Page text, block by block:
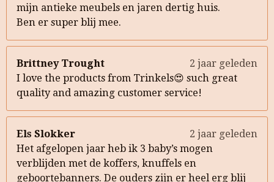
mijn antieke meubels en jaren dertig huis.
Ben er super blij mee.
Brittney Trought
2 jaar geleden
I love the products from Trinkels😍 such great
quality and amazing customer service!
Els Slokker
2 jaar geleden
Het afgelopen jaar heb ik 3 baby’s mogen
verblijden met de koffers, knuffels en
geboortebanners. De ouders zijn er heel erg blij